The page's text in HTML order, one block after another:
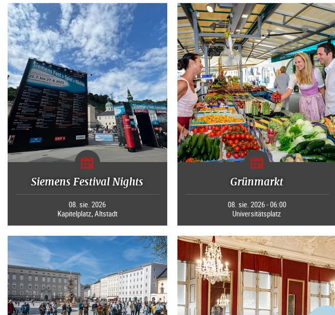
Siemens Festival Nights
08. sie. 2026
Kapitelplatz, Altstadt
Grünmarkt
08. sie. 2026 - 06:00
Universitätsplatz